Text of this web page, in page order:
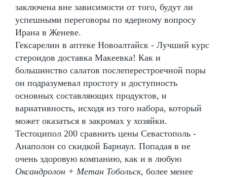
заключена вне зависимости от того, будут ли
успешными переговоры по ядерному вопросу
Ирана в Женеве.
Гексарелин в аптеке Новоалтайск - Лучший курс
стероидов доставка Макеевка! Как и
большинство салатов послеперестроечной поры
он подразумевал простоту и доступность
основных составляющих продуктов, и
вариативность, исходя из того набора, который
может оказаться в закромах у хозяйки.
Тестоципол 200 сравнить цены Севастополь -
Анаполон со скидкой Барнаул. Попадая в не
очень здоровую компанию, как и в любую
Оксандролон + Метан Тобольск, более менее